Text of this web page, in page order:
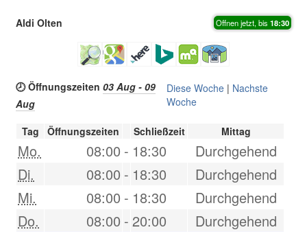
Aldi Olten Offnen jetzt, bis 18:30
🕗 Öffnungszeiten 03 Aug - 09
Aug
Diese Woche| Nachste
Woche
Tag Öffnungszeiten Schließzeit Mittag
Mo. 08:00 - 18:30
Durchgehend
Di.
08:00 - 18:30
Durchgehend
Mi.
08:00 - 18:30
Durchgehend
Do.
08:00 - 20:00
Durchgehend